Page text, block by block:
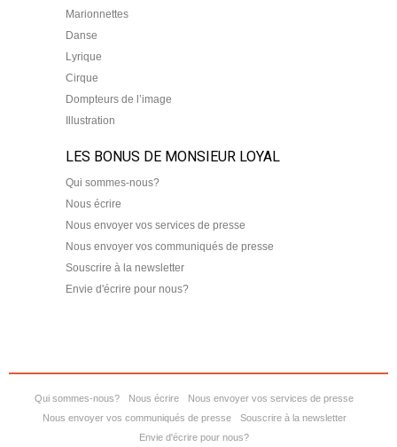
Marionnettes
Danse
Lyrique
Cirque
Dompteurs de l’image
Illustration
LES BONUS DE MONSIEUR LOYAL
Qui sommes-nous?
Nous écrire
Nous envoyer vos services de presse
Nous envoyer vos communiqués de presse
Souscrire à la newsletter
Envie d'écrire pour nous?
Qui sommes-nous? Nous écrire
Nous envoyer vos services de presse
Nous envoyer vos communiqués de presse
Souscrire à la newsletter
Envie d'écrire pour nous?